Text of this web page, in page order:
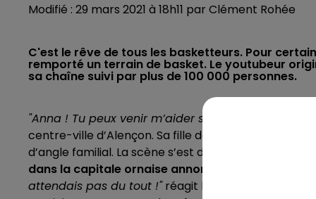
Modifié : 29 mars 2021 à 18h11 par Clément Rohée
C'est le rêve de tous les basketteurs. Pour
remporté un terrain de basket. Le youtubeur
sa chaîne suivi par plus de 100 000 personnes.
"Anna ! Tu peux venir m’aider s’il te plaît ?!"
crie le
centre-ville d’Alençon. Sa fille descend, entre dans
d’angle familial. La scène s’est déroulée ce
dans la capitale ornaise annoncer à Anna
attendais pas du tout !"réagit l'intéressée. Il y a